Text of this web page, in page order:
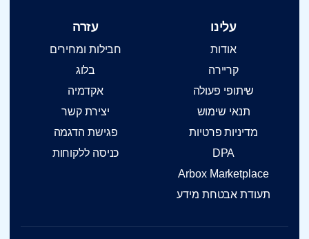
עלינו
אודות
קריירה
שיתופי פעולה
תנאי שימוש
מדיניות פרטיות
DPA
Arbox Marketplace
תעודת אבטחת מידע
עזרה
חבילות ומחירים
בלוג
אקדמיה
יצירת קשר
פגישת הדגמה
כניסה ללקוחות